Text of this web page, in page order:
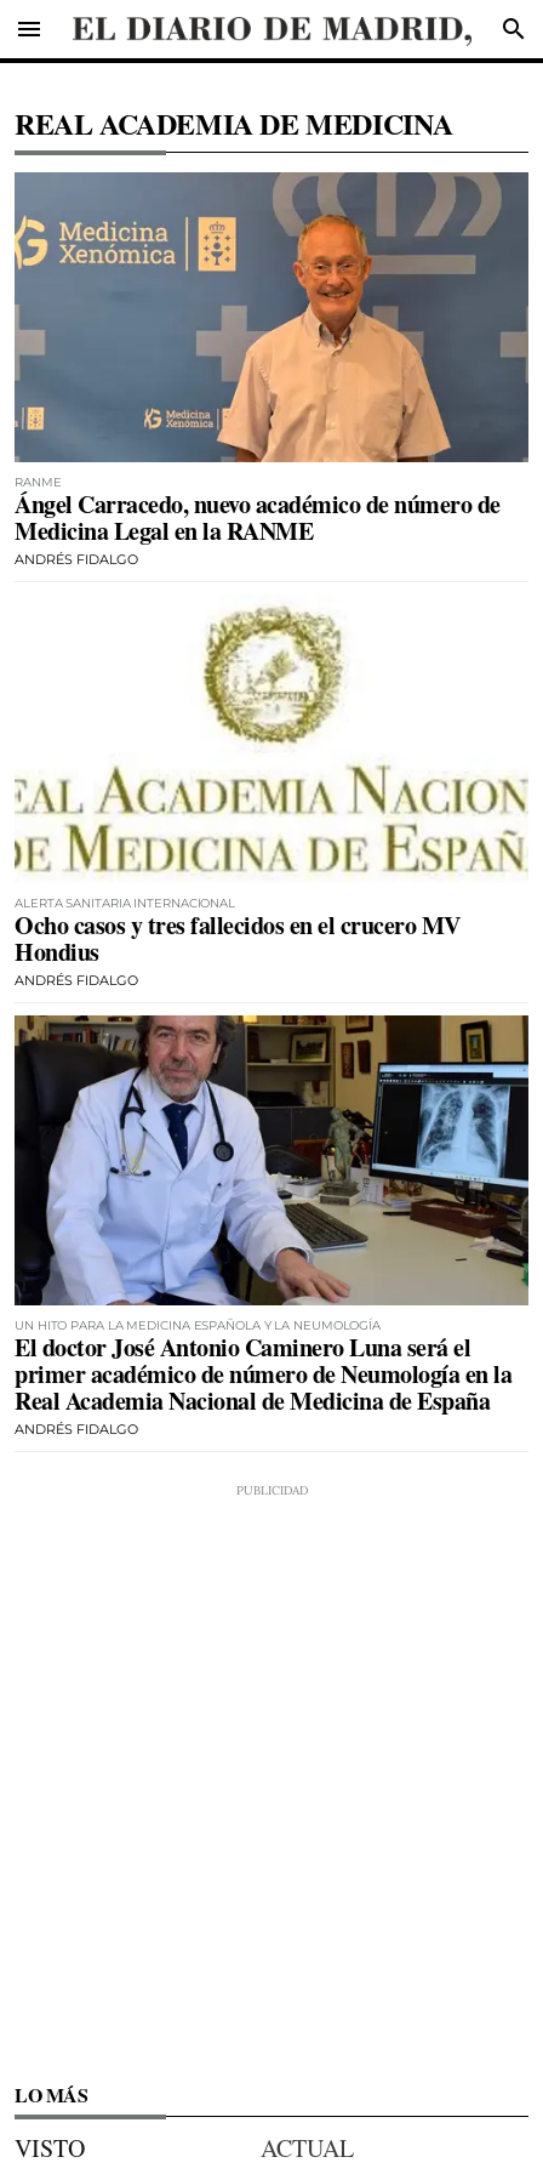
menu search
REAL ACADEMIA DE MEDICINA
RANME
Ángel Carracedo, nuevo académico de número de
Medicina Legal en la RANME
ANDRÉS FIDALGO
ALERTA SANITARIA INTERNACIONAL
Ocho casos y tres fallecidos en el crucero MV
Hondius
ANDRÉS FIDALGO
UN HITO PARA LA MEDICINA ESPAÑOLA Y LA NEUMOLOGÍA
El doctor José Antonio Caminero Luna será el
primer académico de número de Neumología en la
Real Academia Nacional de Medicina de España
ANDRÉS FIDALGO
LO MÁS
VISTO ACTUAL